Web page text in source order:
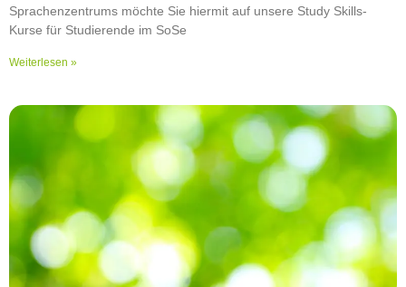
Sprachenzentrums möchte Sie hiermit auf unsere Study Skills-
Kurse für Studierende im SoSe
Weiterlesen »